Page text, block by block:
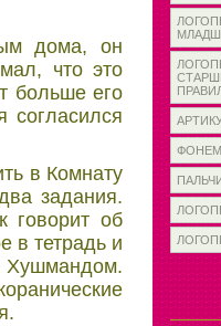
дома, он
что это
больше его
в Комнату
задания.
говорит об
в тетрадь и
Хушмандом.